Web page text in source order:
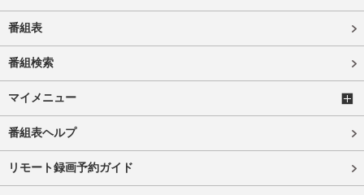
番組表
番組検索
マイメニュー
番組表ヘルプ
リモート録画予約ガイド